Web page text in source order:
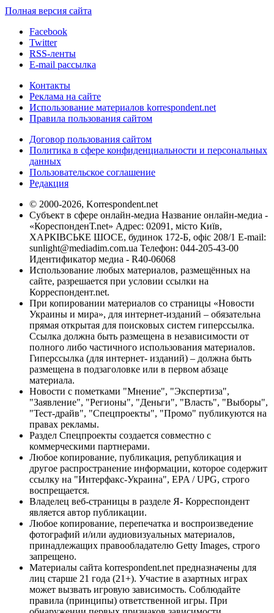
Полная версия сайта
Facebook
Twitter
RSS-ленты
E-mail рассылка
Контакты
Реклама на сайте
Использование материалов korrespondent.net
Правила пользования сайтом
Договор пользования сайтом
Политика в сфере конфиденциальности и персональных
данных
Пользовательское соглашение
Редакция
© 2000-2026, Korrespondent.net
Субъект в сфере онлайн-медиа Название онлайн-медиа -
«КореспонденТ.net» Адрес: 02091, місто Київ,
ХАРКІВСЬКЕ ШОСЕ, будинок 172-Б, офіс 208/1 E-mail:
sunlight@mediadim.com.ua Телефон: 044-205-43-00
Идентификатор медиа - R40-06068
Использование любых материалов, размещённых на
сайте, разрешается при условии ссылки на
Корреспондент.net.
При копировании материалов со страницы «Новости
Украины и мира», для интернет-изданий – обязательна
прямая открытая для поисковых систем гиперссылка.
Ссылка должна быть размещена в независимости от
полного либо частичного использования материалов.
Гиперссылка (для интернет- изданий) – должна быть
размещена в подзаголовке или в первом абзаце
материала.
Новости с пометками "Мнение", "Экспертиза",
"Заявление", "Регионы", "Деньги", "Власть", "Выборы",
"Тест-драйв", "Спецпроекты", "Промо" публикуются на
правах рекламы.
Раздел Спецпроекты создается совместно с
коммерческими партнерами.
Любое копирование, публикация, републикация и
другое распространение информации, которое содержит
ссылку на "Интерфакс-Украина", EPA / UPG, строго
воспрещается.
Владелец веб-страницы в разделе Я- Корреспондент
является автор публикации.
Любое копирование, перепечатка и воспроизведение
фотографий и/или аудиовизуальных материалов,
принадлежащих правообладателю Getty Images, строго
запрещено.
Материалы сайта korrespondent.net предназначены для
лиц старше 21 года (21+). Участие в азартных играх
может вызвать игровую зависимость. Соблюдайте
правила (принципы) ответственной игры. При